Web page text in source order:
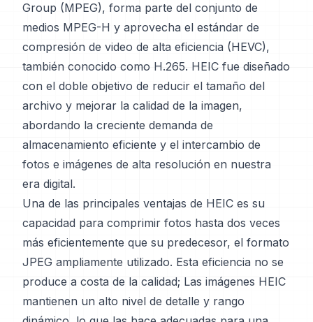
Group (MPEG), forma parte del conjunto de
medios MPEG-H y aprovecha el estándar de
compresión de video de alta eficiencia (HEVC),
también conocido como H.265. HEIC fue diseñado
con el doble objetivo de reducir el tamaño del
archivo y mejorar la calidad de la imagen,
abordando la creciente demanda de
almacenamiento eficiente y el intercambio de
fotos e imágenes de alta resolución en nuestra
era digital.
Una de las principales ventajas de HEIC es su
capacidad para comprimir fotos hasta dos veces
más eficientemente que su predecesor, el formato
JPEG ampliamente utilizado. Esta eficiencia no se
produce a costa de la calidad; Las imágenes HEIC
mantienen un alto nivel de detalle y rango